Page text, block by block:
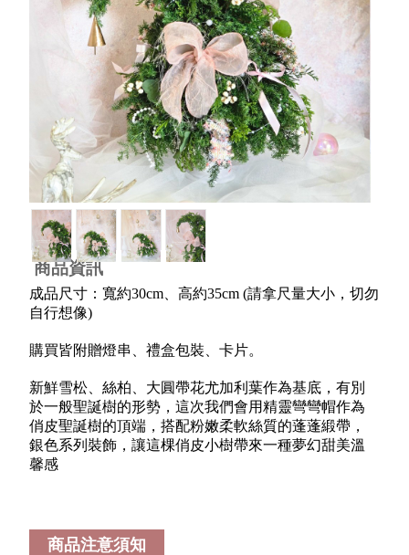
商品資訊
成品尺寸：寬約30cm、高約35cm (請拿尺量大小，切勿
自行想像)
購買皆附贈燈串、禮盒包裝、卡片。
新鮮雪松、絲柏、大圓帶花尤加利葉作為基底，有別
於一般聖誕樹的形勢，這次我們會用精靈彎彎帽作為
俏皮聖誕樹的頂端，搭配粉嫩柔軟絲質的蓬蓬緞帶，
銀色系列裝飾，讓這棵俏皮小樹帶來一種夢幻甜美溫
馨感
商品注意須知